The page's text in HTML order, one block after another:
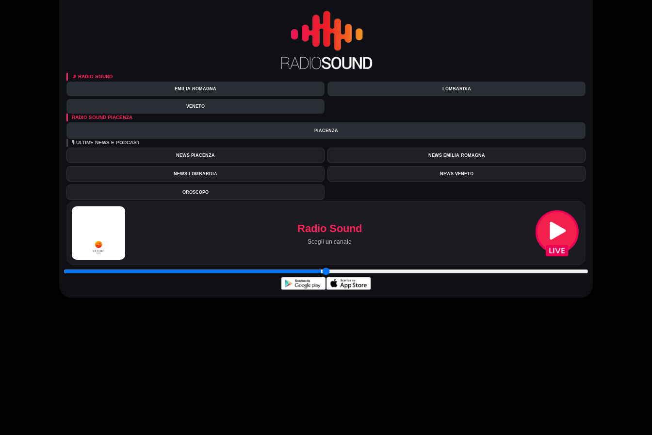
📡 RADIO SOUND
EMILIA ROMAGNA LOMBARDIA
VENETO
RADIO SOUND PIACENZA
PIACENZA
🎙️ ULTIME NEWS E PODCAST
NEWS PIACENZA NEWS EMILIA ROMAGNA
NEWS LOMBARDIA NEWS VENETO
OROSCOPO
Radio Sound
Scegli un canale